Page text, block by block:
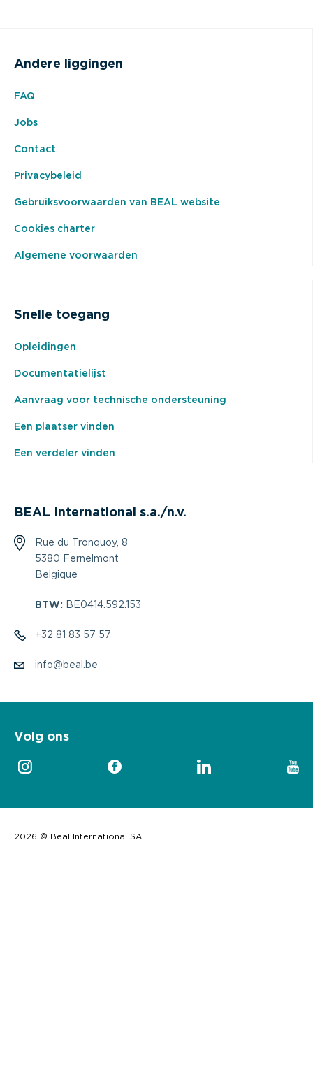
Andere liggingen
FAQ
Jobs
Contact
Privacybeleid
Gebruiksvoorwaarden van BEAL website
Cookies charter
Algemene voorwaarden
Snelle toegang
Opleidingen
Documentatielijst
Aanvraag voor technische ondersteuning
Een plaatser vinden
Een verdeler vinden
BEAL International s.a./n.v.
Rue du Tronquoy, 8
5380 Fernelmont
Belgique
BTW: BE0414.592.153
+32 81 83 57 57
info@beal.be
Volg ons
2026 © Beal International SA